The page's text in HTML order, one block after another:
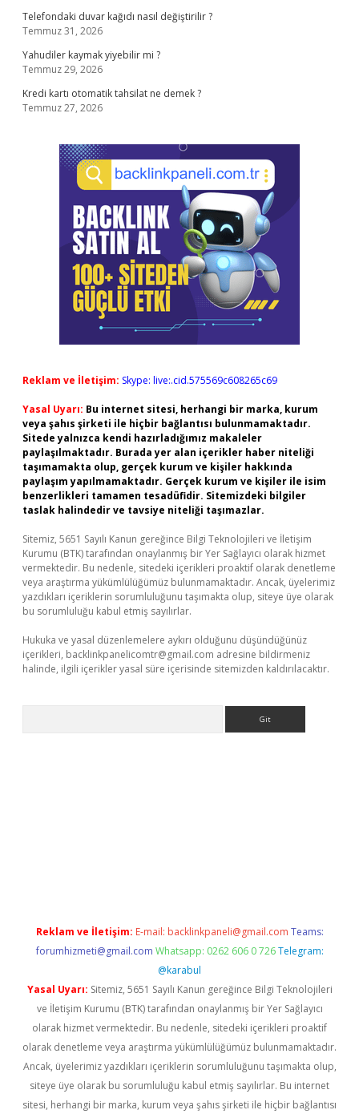
Telefondaki duvar kağıdı nasıl değiştirilir ?
Temmuz 31, 2026
Yahudiler kaymak yiyebilir mi ?
Temmuz 29, 2026
Kredi kartı otomatik tahsilat ne demek ?
Temmuz 27, 2026
Reklam ve İletişim: Skype: live:.cid.575569c608265c69
Yasal Uyarı: Bu internet sitesi, herhangi bir marka, kurum
veya şahıs şirketi ile hiçbir bağlantısı bulunmamaktadır.
Sitede yalnızca kendi hazırladığımız makaleler
paylaşılmaktadır. Burada yer alan içerikler haber niteliği
taşımamakta olup, gerçek kurum ve kişiler hakkında
paylaşım yapılmamaktadır. Gerçek kurum ve kişiler ile isim
benzerlikleri tamamen tesadüfidir. Sitemizdeki bilgiler
taslak halindedir ve tavsiye niteliği taşımazlar.
Sitemiz, 5651 Sayılı Kanun gereğince Bilgi Teknolojileri ve İletişim
Kurumu (BTK) tarafından onaylanmış bir Yer Sağlayıcı olarak hizmet
vermektedir. Bu nedenle, sitedeki içerikleri proaktif olarak denetleme
veya araştırma yükümlülüğümüz bulunmamaktadır. Ancak, üyelerimiz
yazdıkları içeriklerin sorumluluğunu taşımakta olup, siteye üye olarak
bu sorumluluğu kabul etmiş sayılırlar.
Hukuka ve yasal düzenlemelere aykırı olduğunu düşündüğünüz
içerikleri, backlinkpanelicomtr@gmail.com adresine bildirmeniz
halinde, ilgili içerikler yasal süre içerisinde sitemizden kaldırılacaktır.
Reklam ve İletişim: E-mail: backlinkpaneli@gmail.com Teams:
forumhizmeti@gmail.com Whatsapp: 0262 606 0 726 Telegram:
@karabul
Yasal Uyarı: Sitemiz, 5651 Sayılı Kanun gereğince Bilgi Teknolojileri
ve İletişim Kurumu (BTK) tarafından onaylanmış bir Yer Sağlayıcı
olarak hizmet vermektedir. Bu nedenle, sitedeki içerikleri proaktif
olarak denetleme veya araştırma yükümlülüğümüz bulunmamaktadır.
Ancak, üyelerimiz yazdıkları içeriklerin sorumluluğunu taşımakta olup,
siteye üye olarak bu sorumluluğu kabul etmiş sayılırlar. Bu internet
sitesi, herhangi bir marka, kurum veya şahıs şirketi ile hiçbir bağlantısı